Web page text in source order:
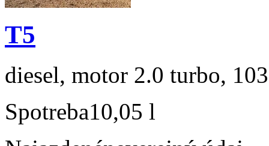
T5
diesel, motor 2.0 turbo,
Spotreba10,05 l